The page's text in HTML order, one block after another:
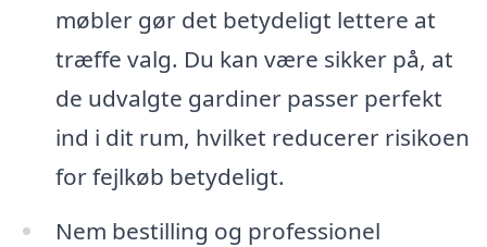
møbler gør det betydeligt lettere at
træffe valg. Du kan være sikker på, at
de udvalgte gardiner passer perfekt
ind i dit rum, hvilket reducerer risikoen
for fejlkøb betydeligt.
Nem bestilling og professionel